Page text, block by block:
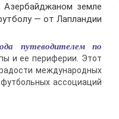
земле
— от Лапландии
путеводителем по
и ее периферии. Этот
международных
ассоциаций